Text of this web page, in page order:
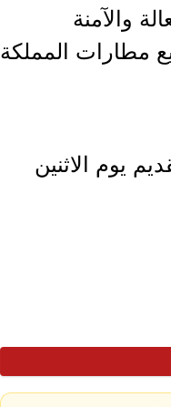
والآمنة
مطارات المملكة
الموافق 2026/05/01م وينتهي التقديم يوم الاثنين